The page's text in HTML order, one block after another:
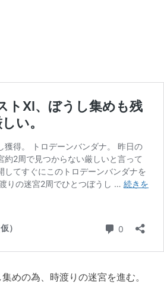
めの為、時渡りの迷宮を進む。